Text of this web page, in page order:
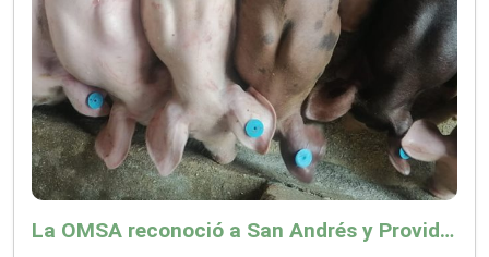
La OMSA reconoció a San Andrés y Providencia como zona libre de Peste Porcina Clásica (PPC)